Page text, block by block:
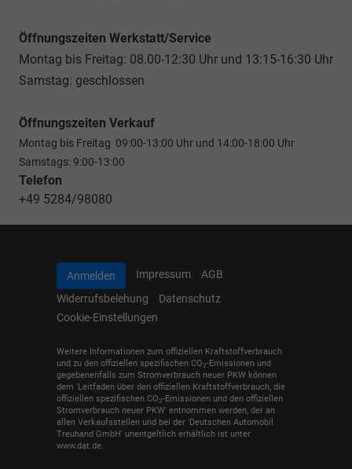
Öffnungszeiten Werkstatt/Service
Montag bis Freitag: 08.00-12:30 Uhr und 13:15-16:30 Uhr
Samstag: geschlossen
Öffnungszeiten Verkauf
Montag bis Freitag 09:00-13:00 Uhr und 14:00-18:00 Uhr
Samstags: 9:00-13:00
Telefon
+49 5284/98080
Anmelden Impressum
AGB
Widerrufsbelehung
Datenschutz
Cookie-Einstellungen
Weitere Informationen zum offiziellen Kraftstoffverbrauch
und zu den offiziellen spezifischen CO2-Emissionen und
gegebenenfalls zum Stromverbrauch neuer PKW können
dem 'Leitfaden über den offiziellen Kraftstoffverbrauch, die
offiziellen spezifischen CO2-Emissionen und den offiziellen
Stromverbrauch neuer PKW' entnommen werden, der an
allen Verkaufsstellen und bei der 'Deutschen Automobil
Treuhand GmbH' unentgeltlich erhältlich ist unter
www.dat.de.